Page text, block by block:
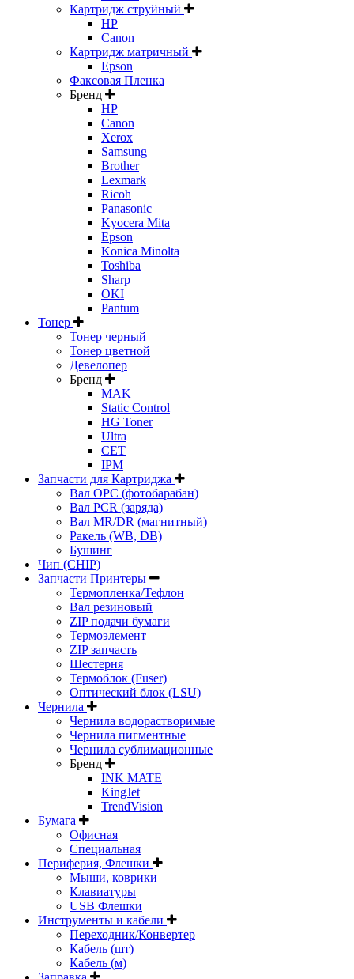
Картридж струйный
HP
Canon
Картридж матричный
Epson
Факсовая Пленка
Бренд
HP
Canon
Xerox
Samsung
Brother
Lexmark
Ricoh
Panasonic
Kyocera Mita
Epson
Konica Minolta
Toshiba
Sharp
OKI
Pantum
Тонер
Тонер черный
Тонер цветной
Девелопер
Бренд
MAK
Static Control
HG Toner
Ultra
CET
IPM
Запчасти для Картриджа
Вал OPC (фотобарабан)
Вал PCR (заряда)
Вал MR/DR (магнитный)
Ракель (WB, DB)
Бушинг
Чип (CHIP)
Запчасти Принтеры
Термопленка/Тефлон
Вал резиновый
ZIP подачи бумаги
Термоэлемент
ZIP запчасть
Шестерня
Термоблок (Fuser)
Оптический блок (LSU)
Чернила
Чернила водорастворимые
Чернила пигментные
Чернила сублимационные
Бренд
INK MATE
KingJet
TrendVision
Бумага
Офисная
Специальная
Периферия, Флешки
Мыши, коврики
Клавиатуры
USB Флешки
Инструменты и кабели
Переходник/Конвертер
Кабель (шт)
Кабель (м)